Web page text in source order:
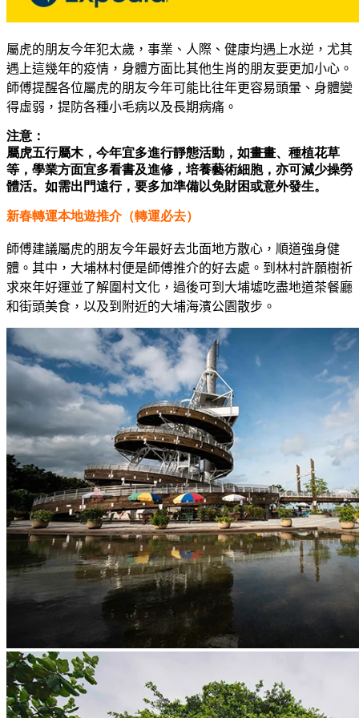
屬虎的朋友今年犯太歲，事業、人際、健康均遇上水逆，尤其
遇上這幾年的疫情，身體方面比其他生肖的朋友要更加小心。
師傅提醒各位屬虎的朋友今年可能比往年更容易頭暈、身體變
得虛弱，提防各種小毛病以及長期病痛。
注意：
屬虎五行屬木，今年宜多進行靜態活動，如畫畫、種植花草
等，學業方面宜多看書及進修，培養藝術細胞，亦可減少操勞
體活。如需出門遠行，要多加準備以免財困或意外發生。
新春轉運本地遊推介（轉運必去）
師傅建議屬虎的朋友今年最好去北面地方散心，順道強身健
體。其中，大埔林村便是師傅推介的好去處。到林村許願樹祈
求來年好運並了解圍村文化，過後可到大埔墟吃盡地道茶餐廳
和街頭美食，以及到附近的大埔海濱公園散步 。